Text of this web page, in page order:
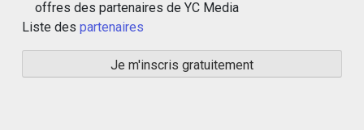
offres des partenaires de YC Media
Liste des partenaires